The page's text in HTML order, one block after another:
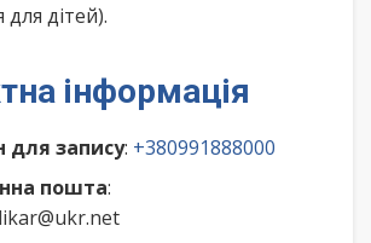
дітей).
інформація
для запису: +380991888000
пошта: